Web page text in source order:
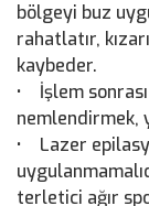
bölgeyi buz
rahatlatır,
kaybeder.
• İşlem
nemlendirmek,
• Lazer
terletici ağır